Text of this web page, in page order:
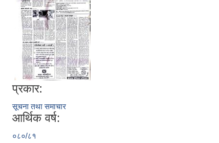
प्रकार:
सूचना तथा समाचार
आर्थिक वर्ष:
०८०/८१